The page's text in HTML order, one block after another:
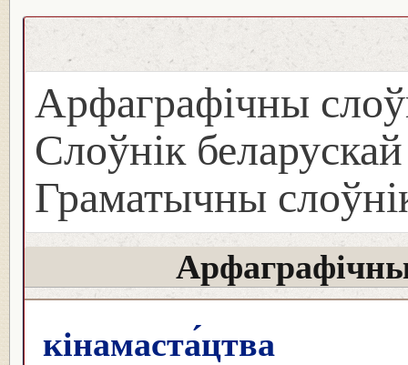
Арфаграфічны
Слоўнік
Граматычны
кінамаста́цтва